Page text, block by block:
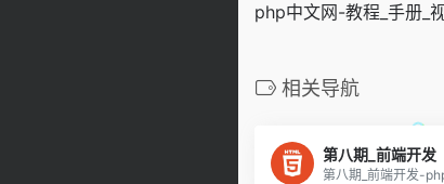
php中文网-教程_手册_
相关导航
第八期_前端开发
第八期_前端开发-